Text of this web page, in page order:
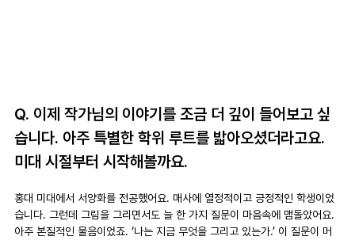
Q. 이제 작가님의 이야기를 조금 더 깊이 들어보고 싶
습니다. 아주 특별한 학위 루트를 밟아오셨더라고요.
미대 시절부터 시작해볼까요.
홍대 미대에서 서양화를 전공했어요. 매사에 열정적이고 긍정적인 학생이었
습니다. 그런데 그림을 그리면서도 늘 한 가지 질문이 마음속에 맴돌았어요.
아주 본질적인 물음이었죠. ‘나는 지금 무엇을 그리고 있는가.’ 이 질문이 머